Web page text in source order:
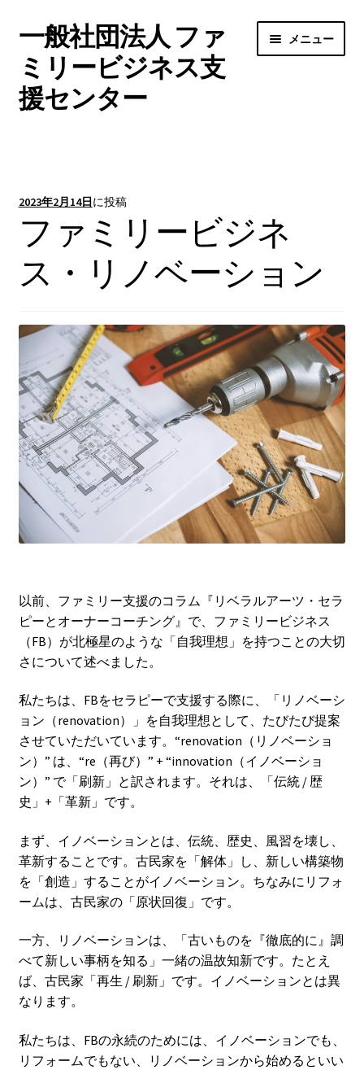
ナ
ゲ
ー
シ
キ
コ
テ
ン
ツ
プ
一般社団法人 ファ
ミリービジネス支
援センター
メニュー
開
コラム
を
展
開
無料メルマガ
ブ
メ
ニ
ュ
ー
を
展
開
2023年2月14日に投稿
ファミリービジネ
ス・リノベーション
以前、ファミリー支援のコラム『リベラルアーツ・セラ
ピーとオーナーコーチング』で、ファミリービジネス
（FB）が北極星のような「自我理想」を持つことの大切
さについて述べました。
私たちは、FBをセラピーで支援する際に、「リノベーシ
ョン（renovation）」を自我理想として、たびたび提案
させていただいています。“renovation（リノベーショ
ン）” は、“re（再び）” + “innovation（イノベーショ
ン）” で「刷新」と訳されます。それは、「伝統 / 歴
史」+「革新」です。
まず、イノベーションとは、伝統、歴史、風習を壊し、
革新することです。古民家を「解体」し、新しい構築物
を「創造」することがイノベーション。ちなみにリフォ
ームは、古民家の「原状回復」です。
一方、リノベーションは、「古いものを『徹底的に』調
べて新しい事柄を知る」一緒の温故知新です。たとえ
ば、古民家「再生 / 刷新」です。イノベーションとは異
なります。
私たちは、FBの永続のためには、イノベーションでも、
リフォームでもない、リノベーションから始めるといい